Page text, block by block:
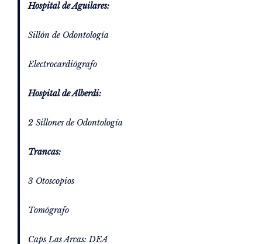
Hospital de Aguilares:
Sillón de Odontología
Electrocardiógrafo
Hospital de Alberdi:
2 Sillones de Odontología
Trancas:
3 Otoscopios
Tomógrafo
Caps Las Arcas: DEA